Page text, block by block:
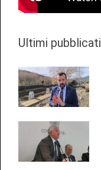
Ultimi pubblicati